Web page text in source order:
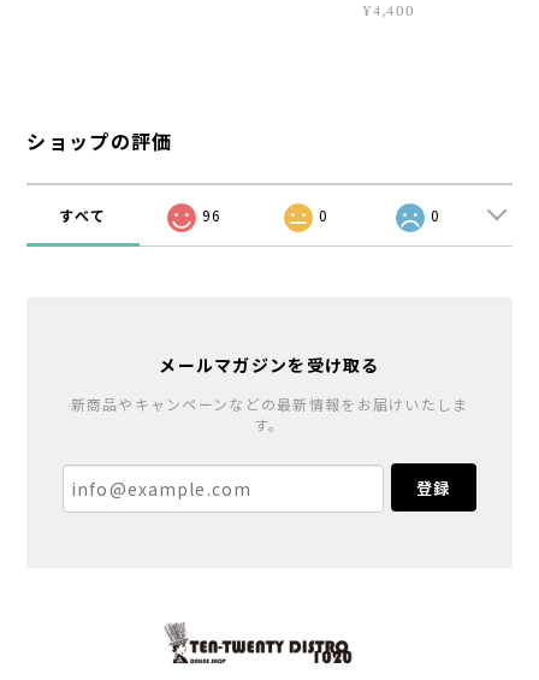
¥4,400
ショップの評価
すべて 96 0 0
メールマガジンを受け取る
新商品やキャンペーンなどの最新情報をお届けいたしま
す。
登録